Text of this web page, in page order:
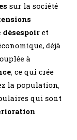
sur la société
désespoir et
déjà
à
, ce qui crée
la population,
qui sont